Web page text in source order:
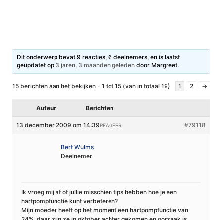
Dit onderwerp bevat 9 reacties, 6 deelnemers, en is laatst
geüpdatet op 3 jaren, 3 maanden geleden door Margreet.
15 berichten aan het bekijken - 1 tot 15 (van in totaal 19) 1 2 →
Auteur Berichten
13 december 2009 om 14:39 #79118
REAGEER
Bert Wulms
Deelnemer
Ik vroeg mij af of jullie misschien tips hebben hoe je een
hartpompfunctie kunt verbeteren?
Mijn moeder heeft op het moment een hartpompfunctie van